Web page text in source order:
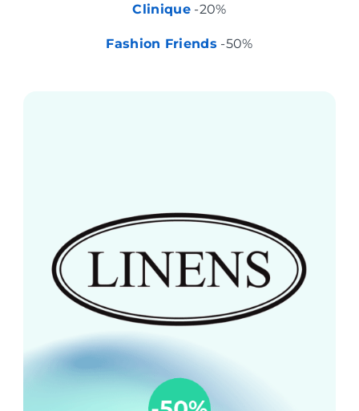
Clinique-20%
Fashion Friends -50%